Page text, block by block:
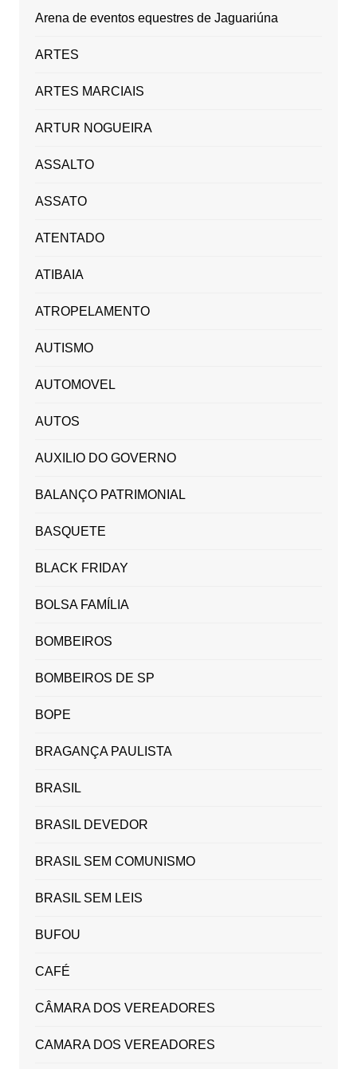
Arena de eventos equestres de Jaguariúna
ARTES
ARTES MARCIAIS
ARTUR NOGUEIRA
ASSALTO
ASSATO
ATENTADO
ATIBAIA
ATROPELAMENTO
AUTISMO
AUTOMOVEL
AUTOS
AUXILIO DO GOVERNO
BALANÇO PATRIMONIAL
BASQUETE
BLACK FRIDAY
BOLSA FAMÍLIA
BOMBEIROS
BOMBEIROS DE SP
BOPE
BRAGANÇA PAULISTA
BRASIL
BRASIL DEVEDOR
BRASIL SEM COMUNISMO
BRASIL SEM LEIS
BUFOU
CAFÉ
CÂMARA DOS VEREADORES
CAMARA DOS VEREADORES